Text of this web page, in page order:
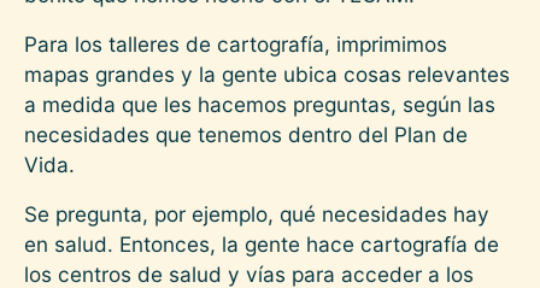
Para los talleres de cartografía, imprimimos
mapas grandes y la gente ubica cosas relevantes
a medida que les hacemos preguntas, según las
necesidades que tenemos dentro del Plan de
Vida.
Se pregunta, por ejemplo, qué necesidades hay
en salud. Entonces, la gente hace cartografía de
los centros de salud y vías para acceder a los